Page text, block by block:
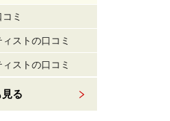
ミ
ストの口コミ
ストの口コミ
る